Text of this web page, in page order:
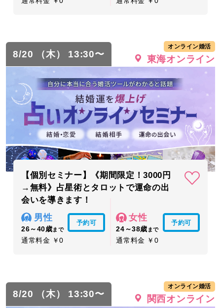
8/20 （木） 13:30〜
オンライン婚活
東海オンライン
【個別セミナー】《期間限定！3000円
→無料》占星術とタロットで運命の出
会いを導きます！
男性
26～40歳まで
予約可
通常料金 ￥0
女性
24～38歳 まで
予約可
通常料金 ￥0
8/20 （木） 13:30〜
オンライン婚活
関西オンライン